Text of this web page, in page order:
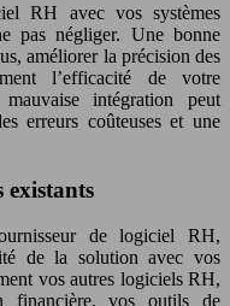
RH avec vos systèmes
pas négliger. Une bonne
améliorer la précision des
l’efficacité de votre
intégration peut
erreurs coûteuses et une
existants
de logiciel RH,
de la solution avec vos
vos autres logiciels RH,
financière, vos outils de